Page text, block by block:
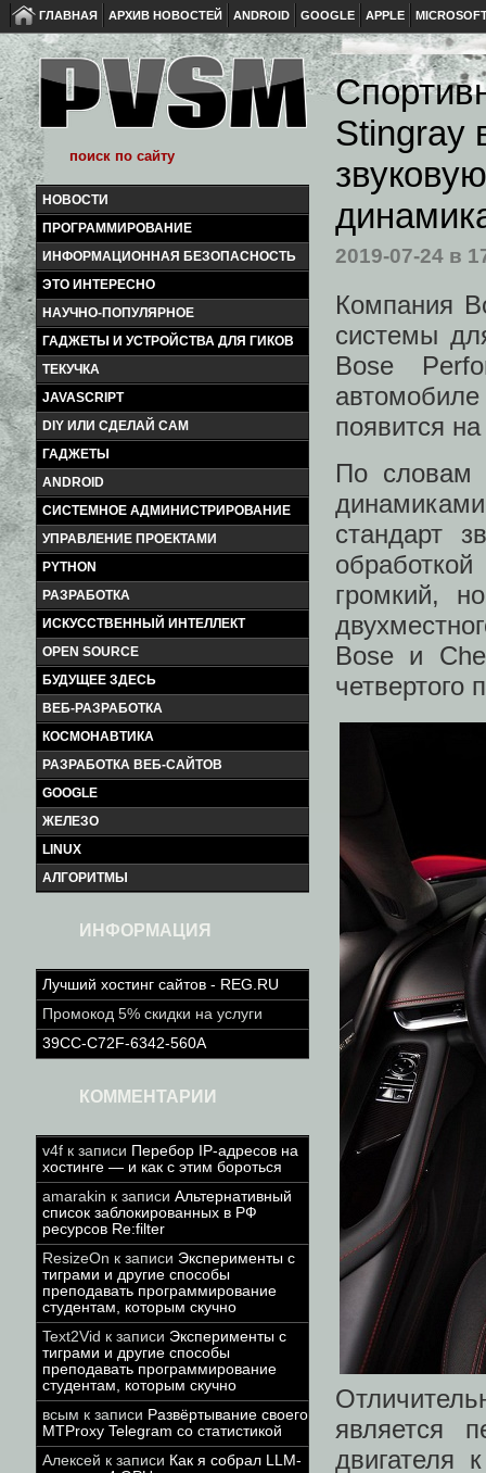
ГЛАВНАЯ АРХИВ НОВОСТЕЙ ANDROID GOOGLE APPLE
НОВОСТИ
ПРОГРАММИРОВАНИЕ
ИНФОРМАЦИОННАЯ БЕЗОПАСНОСТЬ
ЭТО ИНТЕРЕСНО
НАУЧНО-ПОПУЛЯРНОЕ
ГАДЖЕТЫ И УСТРОЙСТВА ДЛЯ ГИКОВ
ТЕКУЧКА
JAVASCRIPT
DIY ИЛИ СДЕЛАЙ САМ
ГАДЖЕТЫ
ANDROID
СИСТЕМНОЕ АДМИНИСТРИРОВАНИЕ
УПРАВЛЕНИЕ ПРОЕКТАМИ
PYTHON
РАЗРАБОТКА
ИСКУССТВЕННЫЙ ИНТЕЛЛЕКТ
OPEN SOURCE
БУДУЩЕЕ ЗДЕСЬ
ВЕБ-РАЗРАБОТКА
КОСМОНАВТИКА
РАЗРАБОТКА ВЕБ-САЙТОВ
GOOGLE
ЖЕЛЕЗО
LINUX
АЛГОРИТМЫ
ИНФОРМАЦИЯ
Лучший хостинг сайтов - REG.RU
Промокод 5% скидки на услуги
39CC-C72F-6342-560A
КОММЕНТАРИИ
v4f к записи Перебор IP-адресов на
хостинге — и как с этим бороться
amarakin к записи Альтернативный
список заблокированных в РФ
ресурсов Re:filter
ResizeOn к записи Эксперименты с
тиграми и другие способы
преподавать программирование
студентам, которым скучно
Text2Vid к записи Эксперименты с
тиграми и другие способы
преподавать программирование
студентам, которым скучно
всым к записи Развёртывание своего
MTProxy Telegram со статистикой
Алексей к записи Как я собрал LLM-
Stingray
2019-07-24 в
Компания
системы
Bose
появится
По словам
стандарт
громкий,
Bose и
четвертого
является
двигателя